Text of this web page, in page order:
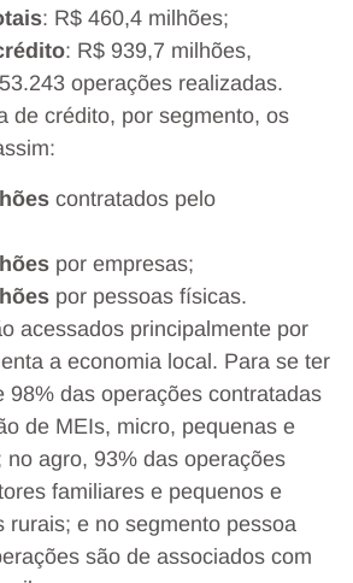
: R$ 460,4 milhões;
: R$ 939,7 milhões,
operações realizadas.
de crédito, por segmento, os
contratados pelo
por empresas;
por pessoas físicas.
acessados principalmente por
a economia local. Para se ter
98% das operações contratadas
de MEIs, micro, pequenas e
no agro, 93% das operações
familiares e pequenos e
rurais; e no segmento pessoa
são de associados com